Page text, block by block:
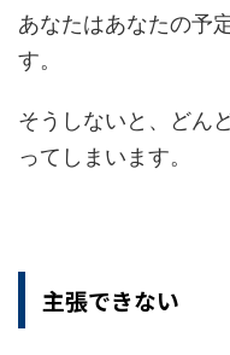
あなたはあなたの予
す。
そうしないと、どん
ってしまいます。
主張できない